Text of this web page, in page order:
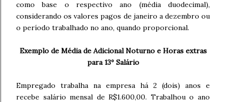
como base o respectivo ano (média duodecimal),
considerando os valores pagos de janeiro a dezembro ou
o período trabalhado no ano, quando proporcional.
Exemplo de Média de Adicional Noturno e Horas extras
para 13º Salário
Empregado trabalha na empresa há 2 (dois) anos e
recebe salário mensal de R$1.600,00. Trabalhou o ano